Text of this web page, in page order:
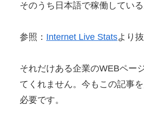
そのうち日本語で稼働してい
参照： Internet Live Statsより
それだけある企業のWEBペー
てくれません。今もこの記事
必要です。